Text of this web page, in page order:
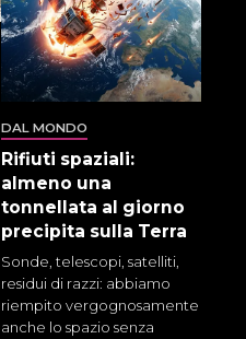
DAL MONDO
Rifiuti spaziali:
almeno una
tonnellata al giorno
precipita sulla Terra
Sonde, telescopi, satelliti,
residui di razzi: abbiamo
riempito vergognosamente
anche lo spazio senza